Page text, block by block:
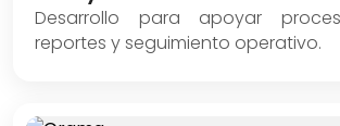
Desarrollo para apoyar
reportes y seguimiento operativo.